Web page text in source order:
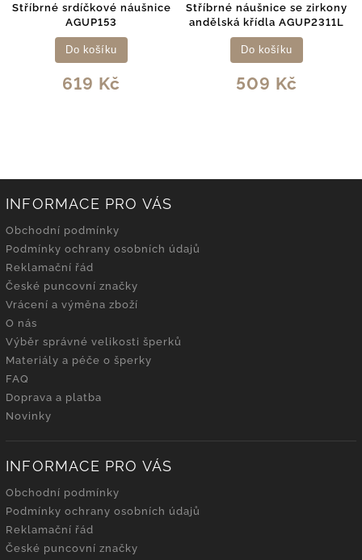
náušnice
Stříbrné náušnice se zirkony
andělská křídla AGUP2311L
Jemné stříbrné
sněhovou
INFORMACE PRO VÁS
Obchodní podmínky
Podmínky ochrany osobních údajů
Reklamační řád
České puncovní značky
Vrácení a výměna zboží
O nás
Výběr správné velikosti šperků
Materiály a péče o šperky
FAQ
Doprava a platba
Novinky
INFORMACE PRO VÁS
Obchodní podmínky
Podmínky ochrany osobních údajů
Reklamační řád
České puncovní značky